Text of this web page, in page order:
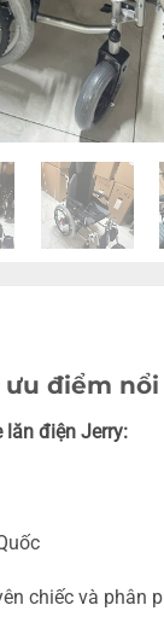
ưu điểm
điện Jerry:
chiếc và phân